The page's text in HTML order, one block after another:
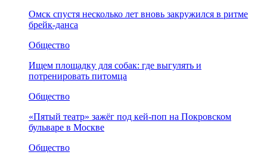
Омск спустя несколько лет вновь закружился в ритме
брейк-данса
Общество
Ищем площадку для собак: где выгулять и
потренировать питомца
Общество
«Пятый театр» зажёг под кей-поп на Покровском
бульваре в Москве
Общество